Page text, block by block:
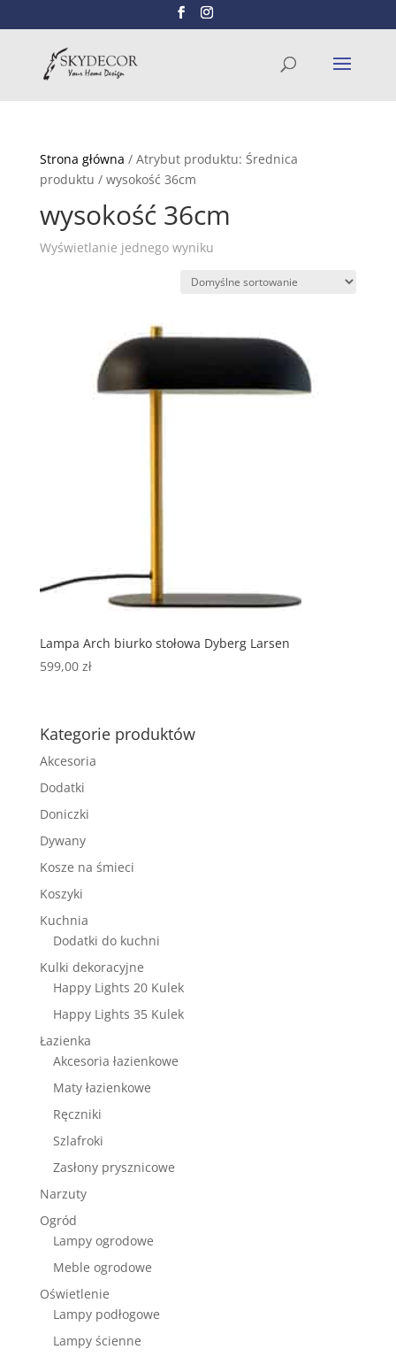
Strona główna / Atrybut produktu: Średnica
produktu / wysokość 36cm
wysokość 36cm
Wyświetlanie jednego wyniku
Lampa Arch biurko stołowa Dyberg Larsen
599,00 zł
Kategorie produktów
Akcesoria
Dodatki
Doniczki
Dywany
Kosze na śmieci
Koszyki
Kuchnia
Dodatki do kuchni
Kulki dekoracyjne
Happy Lights 20 Kulek
Happy Lights 35 Kulek
Łazienka
Akcesoria łazienkowe
Maty łazienkowe
Ręczniki
Szlafroki
Zasłony prysznicowe
Narzuty
Ogród
Lampy ogrodowe
Meble ogrodowe
Oświetlenie
Lampy podłogowe
Lampy ścienne